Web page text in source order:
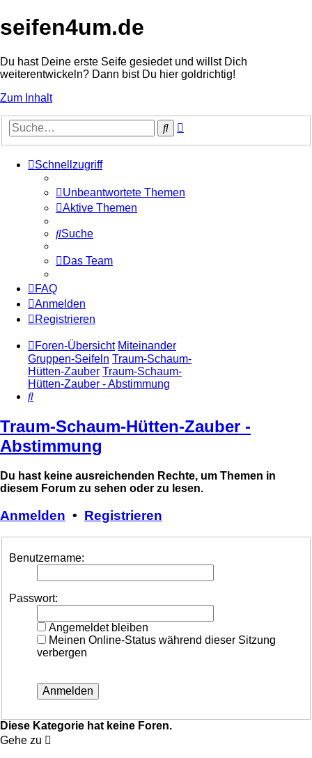
seifen4um.de
Du hast Deine erste Seife gesiedet und willst Dich
weiterentwickeln? Dann bist Du hier goldrichtig!
Zum Inhalt
Suche
Schnellzugriff
Unbeantwortete Themen
Aktive Themen
Suche
Das Team
FAQ
Anmelden
Registrieren
Foren-Übersicht Miteinander
Gruppen-Seifeln Traum-Schaum-
Hütten-Zauber Traum-Schaum-
Hütten-Zauber - Abstimmung
Suche
Traum-Schaum-Hütten-Zauber -
Abstimmung
Du hast keine ausreichenden Rechte, um Themen in
diesem Forum zu sehen oder zu lesen.
Anmelden • Registrieren
Benutzername:
Passwort:
Angemeldet bleiben
Meinen Online-Status während dieser Sitzung
verbergen
Diese Kategorie hat keine Foren.
Gehe zu